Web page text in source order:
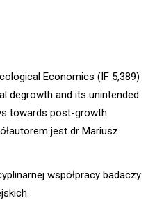
Economics (IF 5,389)
degrowth and its unintended
towards post-growth
jest dr Mariusz
współpracy badaczy